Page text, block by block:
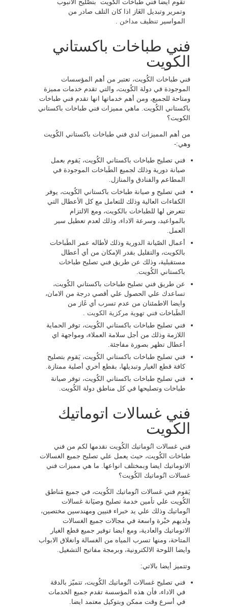
تقوم ايضا فني طباخات الكويت بتصْليح الأنبوب
وتمرير وتبديل الغَاز اذا كان التلف صادر من
المواسير تنظيف مداخن
فني طباخات باكستاني
الكويت
فني طباخات الكُويت، تعتبر من أهم المؤسسات
الموجودة في دولة الكُويت، والتي تقدم خدمات مميزة
ومتاحة للجميع، ومن أهم خدماتها انها تقدم فني طباخات
باكستاني الكُويت. ماهي مميزات فني طباخات باكستاني
الكويت؟
من أهم المميزات لدي فني طباخات باكستاني الكُويت
وهي:-
فني تصليح طباخات باكستاني الكُويت، يَقوم بعمل
صيانة دورية وذلك لجميع الطَباخات الموجودة في
المطاعم والفنادق والمنازل.
فني تصليح و صيانة طباخات باكستاني الكُويت، يوفر
الكفاءات العالية وذلك للتعامل مع كل الأعطال التي
تتعرض لها للطباخات بالكويت، ومع الالتزام
بالمواعيد، وسرعة الاداء، وذلك لعدم تعطيل سير
العمل.
أعمال الصّيانة الدورية وذلك لأطاله عمر الطَباخات
بالكويت، والتقليل بقدر الإمكان من أي أعطال
مستقبلية، وذلك عن طريق فني تصليح طباخات
باكستاني الكُويت.
عن طريق فني تصليح طباخات باكستاني الكُويت،
تساعدك علي الحصول علي أقصي درجة من الامان،
وايضا الاطمئنان من عدم تسرب أي غَاز من
الطَباخات فني تهوية مركزية الكويت
فني تصليح طباخات باكستاني الكُويت، توفر الحماية
اللازمة وذلك من أجل سلامة العملاء، ومواجهة اي
أعطال تظهر بصورة مفاجئة.
فني تصليح طباخات باكستاني الكُويت، يَقوم بتصليح
كافة قطع الغيار وتبديلها، بقطع أخري أصلية ممتازة.
فني تصليح طباخات باكستاني الكُويت، توفر صيانة
طباخات وتصليحها في كل مناطق دولة الكُويت.
فني غسالات اتوماتيك
الكويت
فني غسالات اتُوماتيك الكُويت نقدمها لكم من فني
طباخات الكُويت، حيث يعمل علي تصليح جميع الغسالات
الاتوماتيك ايضا وبمختلف انواعها. ما هي مميزات فني
غسالات اتُوماتيك الكُويت؟
يَقوم فني غسالات اتُوماتيك الكُويت، في جميع مَناطق
الكُويت علي تأمين خدمة تصليح وصيَانة غسالات
اتُوماتيك وذلك علي يد خبراء فنيين ومهندسين مختصين،
ولديهم خبْرة واسعة في مجالات جميع الغسالات
الاتوماتيك والعادية، ومع ايضا توفير جميع قطع الغيار
المتاحة، ومنها تسرب المياه من الغسالة وانغلاق الابواب
وايضا اللوحة الالكترونية، وبرمجة مفاتيح التشغيل.
وتتميز أيضا بالاتي:
فني تصليح غسالات اتُوماتيك الكُويت، تتميّز بالدقة
في الاداء، فأن هذه المؤسسة تقدم جميع الخدمات
في أسرع وقت ممكن وبتوكيل معتمد ايضا.